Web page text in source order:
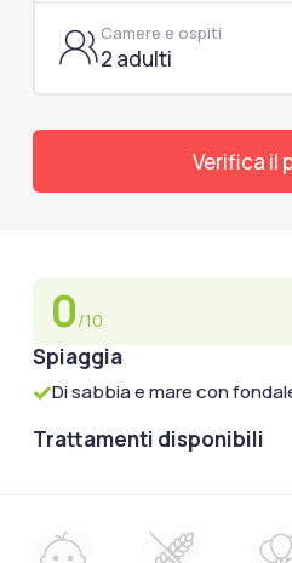
Camere e ospiti
2 adulti
Verifica il
0/10
Spiaggia
Di sabbia e mare con
Trattamenti disponibili